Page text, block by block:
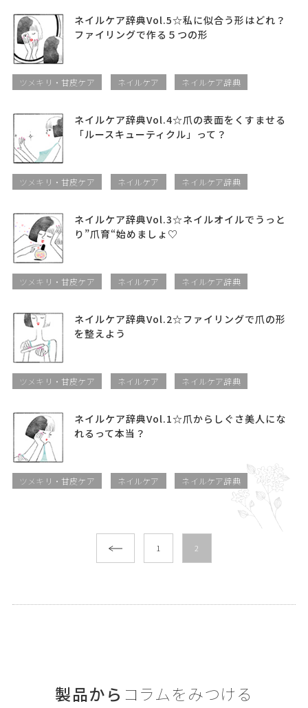
ネイルケア辞典Vol.5☆私に似合う形はどれ？
ファイリングで作る５つの形
ツメキリ・甘皮ケア ネイルケア ネイルケア辞典
ネイルケア辞典Vol.4☆爪の表面をくすませる
「ルースキューティクル」って？
ツメキリ・甘皮ケア ネイルケア ネイルケア辞典
ネイルケア辞典Vol.3☆ネイルオイルでうっと
り”爪育“始めましょ♡
ツメキリ・甘皮ケア ネイルケア ネイルケア辞典
ネイルケア辞典Vol.2☆ファイリングで爪の形
を整えよう
ツメキリ・甘皮ケア ネイルケア ネイルケア辞典
ネイルケア辞典Vol.1☆爪からしぐさ美人にな
れるって本当？
ツメキリ・甘皮ケア ネイルケア ネイルケア辞典
1 2
製品から コラムをみつける